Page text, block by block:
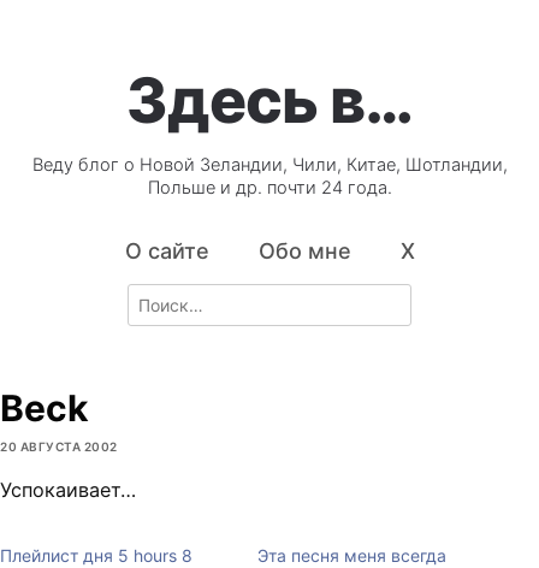
Здесь в…
Веду блог о Новой Зеландии, Чили, Китае, Шотландии,
Польше и др. почти 24 года.
О сайте Обо мне X
Search
for:
Beck
20 АВГУСТА 2002
Успокаивает…
Плейлист дня 5 hours 8
Эта песня меня всегда